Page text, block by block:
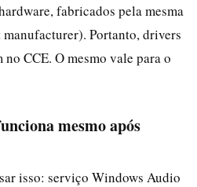
fabricados pela mesma
Portanto, drivers
CCE. O mesmo vale para o
mesmo após
isso: serviço Windows Audio